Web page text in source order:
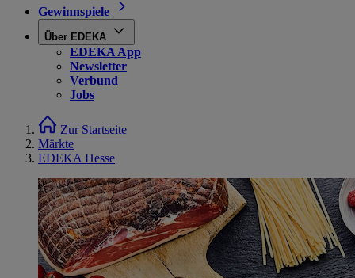
Gewinnspiele
Über EDEKA
EDEKA App
Newsletter
Verbund
Jobs
Zur Startseite
Märkte
EDEKA Hesse